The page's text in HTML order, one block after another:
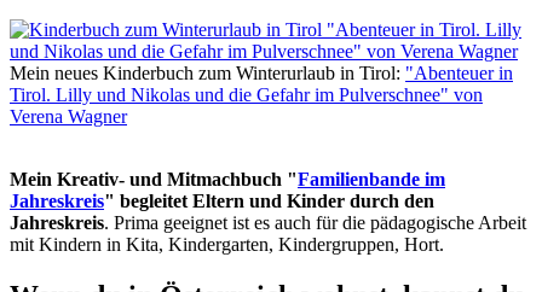
Mein neues Kinderbuch zum Winterurlaub in Tirol: "Abenteuer in
Tirol. Lilly und Nikolas und die Gefahr im Pulverschnee" von
Verena Wagner
Mein Kreativ- und Mitmachbuch "Familienbande im
Jahreskreis" begleitet Eltern und Kinder durch den
Jahreskreis. Prima geeignet ist es auch für die pädagogische Arbeit
mit Kindern in Kita, Kindergarten, Kindergruppen, Hort.